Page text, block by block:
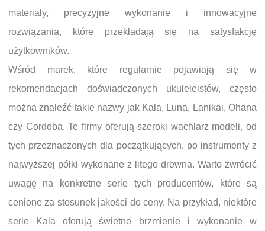
materiały, precyzyjne wykonanie i innowacyjne
rozwiązania, które przekładają się na satysfakcję
użytkowników.
Wśród marek, które regularnie pojawiają się w
rekomendacjach doświadczonych ukuleleistów, często
można znaleźć takie nazwy jak Kala, Luna, Lanikai, Ohana
czy Cordoba. Te firmy oferują szeroki wachlarz modeli, od
tych przeznaczonych dla początkujących, po instrumenty z
najwyższej półki wykonane z litego drewna. Warto zwrócić
uwagę na konkretne serie tych producentów, które są
cenione za stosunek jakości do ceny. Na przykład, niektóre
serie Kala oferują świetne brzmienie i wykonanie w